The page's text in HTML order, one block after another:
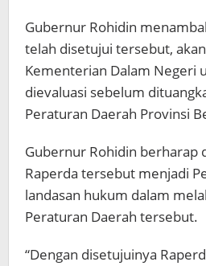
Gubernur Rohidin
telah disetujui tersebut,
Kementerian Dalam Negeri
dievaluasi sebelum
Peraturan Daerah Provinsi
Gubernur Rohidin berharap
Raperda tersebut menjadi
landasan hukum dalam
Peraturan Daerah tersebut.
“Dengan disetujuinya